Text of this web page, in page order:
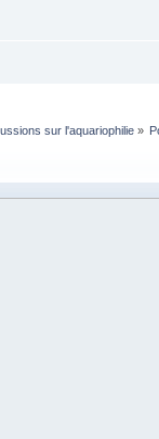
sur l'aquariophilie»